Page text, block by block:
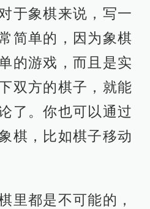
于象棋来说，写一
简单的，因为象棋
的游戏，而且是实
双方的棋子，就能
了。你也可以通过
棋，比如棋子移动
里都是不可能的，